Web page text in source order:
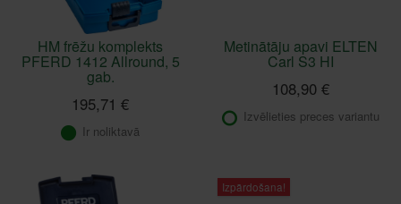
HM frēžu komplekts
PFERD 1412 Allround, 5
gab.
195,71 €
Ir noliktavā
Metinātāju apavi ELTEN
Carl S3 HI
108,90 €
Izvēlieties preces variantu
Izpārdošana!